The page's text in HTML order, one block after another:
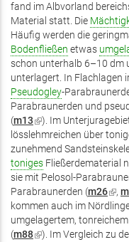
fand im Albvorland
Material statt. Die
Häufig werden die
Bodenfließen etwas
schon unterhalb 6–10 dm
unterlagert. In Flachlagen
Pseudogley-
Parabraunerden und
(m13(Link
ist
extern)
). Im
lösslehmreichen über
zunehmend
toniges Fließerdematerial
sie mit Pelosol-
Parabraunerden (m26(Link
ist
,
kommen auch im
umgelagertem,
(m88(Link
). Im Vergleich zu